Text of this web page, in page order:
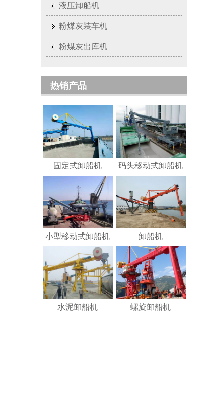
液压卸船机
粉煤灰装车机
粉煤灰出库机
热销产品
固定式卸船机 码头移动式卸船机
小型移动式卸船机 卸船机
水泥卸船机 螺旋卸船机